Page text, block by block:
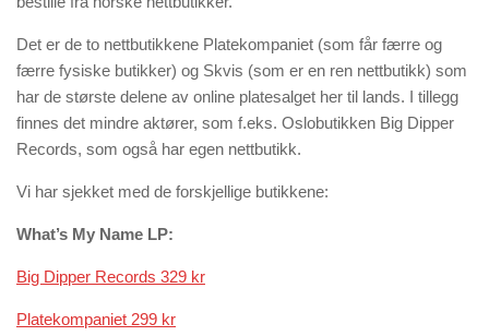
Det er de to nettbutikkene Platekompaniet (som får færre og
færre fysiske butikker) og Skvis (som er en ren nettbutikk) som
har de største delene av online platesalget her til lands. I tillegg
finnes det mindre aktører, som f.eks. Oslobutikken Big Dipper
Records, som også har egen nettbutikk.
Vi har sjekket med de forskjellige butikkene:
What’s My Name LP:
Big Dipper Records 329 kr
Platekompaniet 299 kr